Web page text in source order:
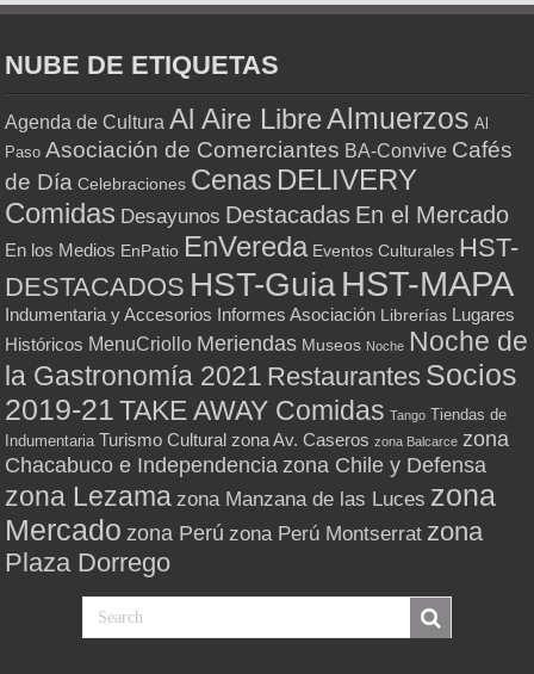
NUBE DE ETIQUETAS
Agenda de Cultura Al Aire LibreAlmuerzos Al
Paso Asociación de Comerciantes BA-Convive Cafés
de Día Celebraciones Cenas DELIVERY
Comidas Desayunos Destacadas En el Mercado
En los Medios EnPatio EnVereda Eventos Culturales HST-
DESTACADOS HST-GuiaHST-MAPA
Indumentaria y Accesorios Informes Asociación Librerías Lugares
Históricos MenuCriollo Meriendas Museos Noche Noche de
la Gastronomía 2021 Restaurantes Socios
2019-21 TAKE AWAY Comidas Tango Tiendas de
Indumentaria Turismo Cultural zona Av. Caseros zona Balcarce zona
Chacabuco e Independencia zona Chile y Defensa
zona Lezama zona Manzana de las Luces zona
Mercado zona Perú zona Perú Montserrat zona
Plaza Dorrego